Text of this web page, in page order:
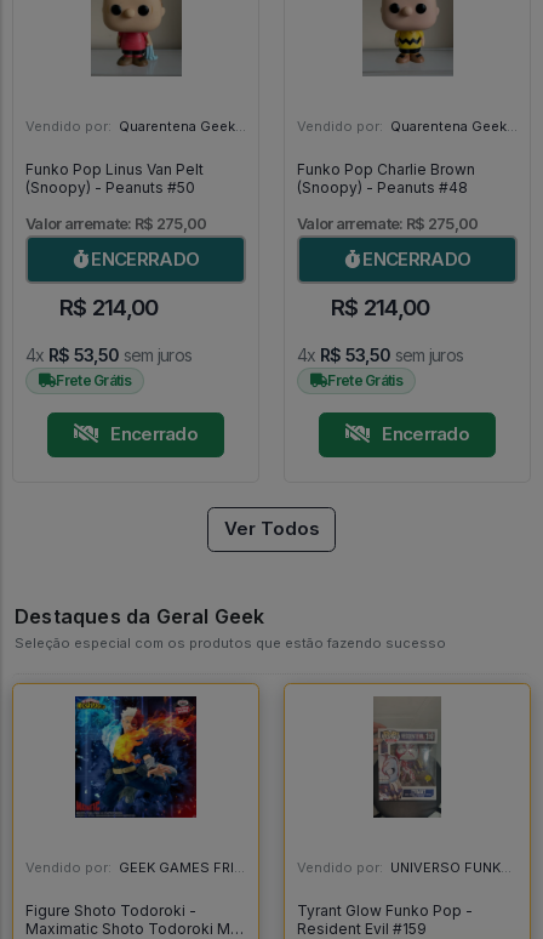
Vendido por: Quarentena Geek Store - SP
Funko Pop Linus Van Pelt
(Snoopy) - Peanuts #50
Valor arremate: R$ 275,00
ENCERRADO
R$ 214,00
4x R$ 53,50 sem juros
Frete Grátis
Encerrado
Vendido por: Quarentena Geek Store - SP
Funko Pop Charlie Brown
(Snoopy) - Peanuts #48
Valor arremate: R$ 275,00
ENCERRADO
R$ 214,00
4x R$ 53,50 sem juros
Frete Grátis
Encerrado
Ver Todos
Destaques da Geral Geek
Seleção especial com os produtos que estão fazendo sucesso
Vendido por: GEEK GAMES FRIEND - RJ
Figure Shoto Todoroki -
Maximatic Shoto Todoroki My
Vendido por: UNIVERSO FUNKO SP - SP
Tyrant Glow Funko Pop -
Resident Evil #159